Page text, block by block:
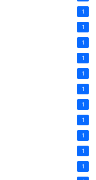
1
1
1
1
1
1
1
1
1
1
1